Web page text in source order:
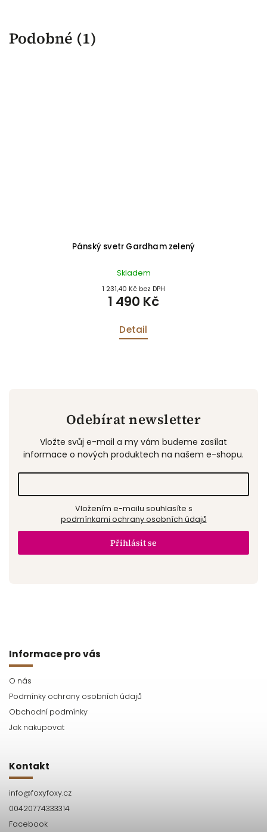
Podobné (1)
Pánský svetr Gardham zelený
Skladem
1 231,40 Kč bez DPH
1 490 Kč
Detail
Odebírat newsletter
Vložte svůj e-mail a my vám budeme zasílat
informace o nových produktech na našem e-shopu.
podmínkami ochrany osobních údajů
Přihlásit se
Informace pro vás
O nás
Podmínky ochrany osobních údajů
Obchodní podmínky
Jak nakupovat
Kontakt
info@foxyfoxy.cz
00420774333314
Facebook